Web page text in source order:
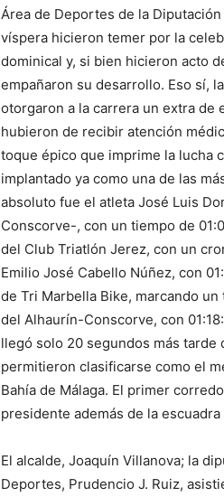
Área de Deportes de la
víspera hicieron temer por la
dominical y, si bien hicieron acto
empañaron su desarrollo. Eso sí,
otorgaron a la carrera un extra de
hubieron de recibir atención
toque épico que imprime la lucha
implantado ya como una de las
absoluto fue el atleta José Luis
Conscorve-, con un tiempo de
del Club Triatlón Jerez, con un
Emilio José Cabello Núñez, con
de Tri Marbella Bike, marcando
del Alhaurín-Conscorve, con
llegó solo 20 segundos más tarde
permitieron clasificarse como el
Bahía de Málaga. El primer
presidente además de la
El alcalde, Joaquín Villanova; la
Deportes, Prudencio J. Ruiz,